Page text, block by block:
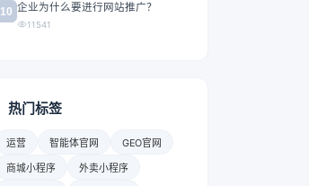
10 企业为什么要进行网站推广？
11541
热门标签
运营 智能体官网 GEO官网
商城小程序 外卖小程序